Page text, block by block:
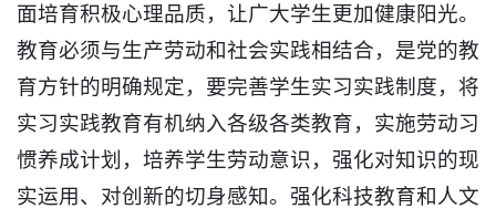
面培育积极心理品质，让广大学生更加健康阳光。
教育必须与生产劳动和社会实践相结合，是党的教
育方针的明确规定，要完善学生实习实践制度，将
实习实践教育有机纳入各级各类教育，实施劳动习
惯养成计划，培养学生劳动意识，强化对知识的现
实运用、对创新的切身感知。强化科技教育和人文